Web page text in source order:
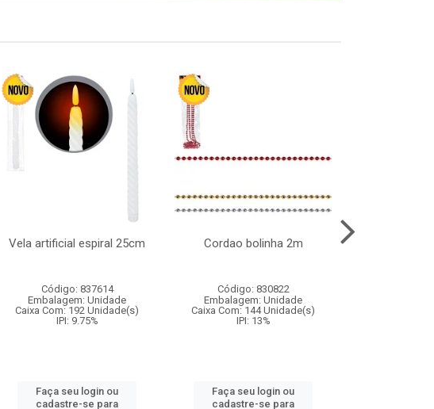
Vela artificial espiral 25cm
Código: 837614
Embalagem: Unidade
Caixa Com: 192 Unidade(s)
IPI: 9.75%
Faça seu login ou
cadastre-se para
Cordao bolinha 2m
Código: 830822
Embalagem: Unidade
Caixa Com: 144 Unidade(s)
IPI: 13%
Faça seu login ou
cadastre-se para